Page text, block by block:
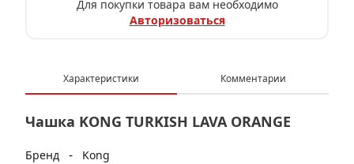
Для покупки товара вам необходимо
Авторизоваться
Характеристики Комментарии
Чашка KONG TURKISH LAVA ORANGE
Бренд -
Kong